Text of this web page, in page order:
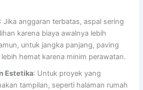
: Jika anggaran terbatas, aspal sering
karena biaya awalnya lebih
untuk jangka panjang, paving
hemat karena minim perawatan.
Estetika: Untuk proyek yang
tampilan, seperti halaman rumah